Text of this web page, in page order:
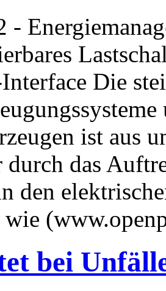
-
Die
ist aus
das
den
wie
bei